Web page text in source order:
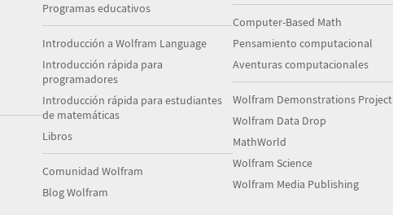
Programas educativos
Introducción a Wolfram Language
Introducción rápida para
programadores
Introducción rápida para estudiantes
de matemáticas
Libros
Comunidad Wolfram
Blog Wolfram
Computer-Based Math
Pensamiento computacional
Aventuras computacionales
Wolfram Demonstrations Project
Wolfram Data Drop
MathWorld
Wolfram Science
Wolfram Media Publishing